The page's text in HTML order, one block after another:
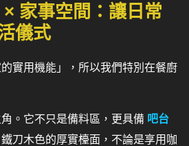
家事空間：讓日常
儀式
實用機能」，所以我們特別在餐廚
。它不只是備料區，更具備 吧台
刀木色的厚實檯面，不論是享用咖